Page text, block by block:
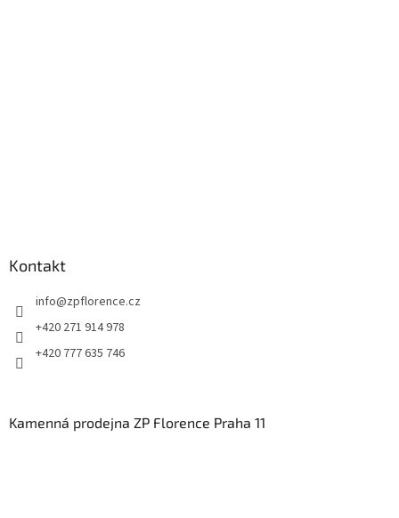
Kontakt
info@zpflorence.cz
+420 271 914 978
+420 777 635 746
Kamenná prodejna ZP Florence Praha 11